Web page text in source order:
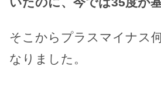
そこからプラスマイナス
なりました。